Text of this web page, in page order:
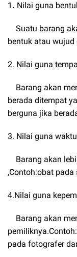
1 . Nilai guna
Suatu barang
bentuk atau
2. Nilai guna
Barang akan
berada ditempat
berguna jika
3. Nilai guna
Barang akan
,Contoh:obat pada
4.Nilai guna
Barang akan
pada fotografer